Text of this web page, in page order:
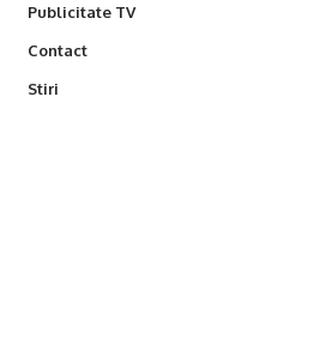
Publicitate TV
Contact
Stiri